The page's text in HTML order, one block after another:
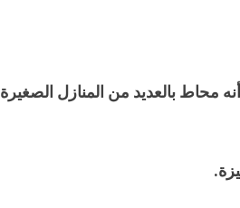
محاط بالعديد من المنازل